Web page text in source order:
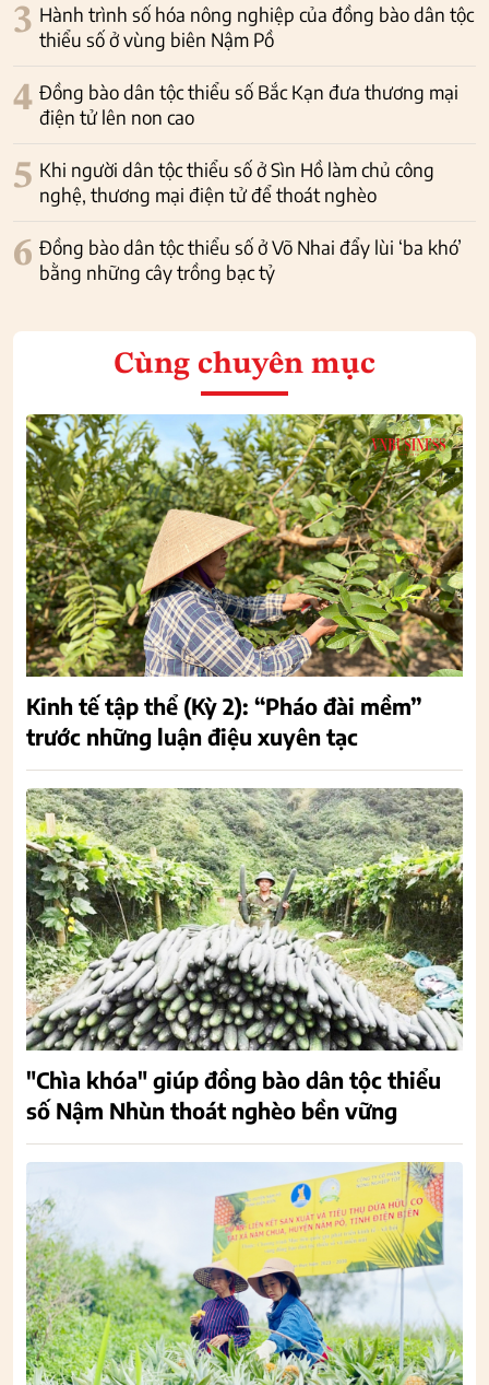
3 Hành trình số hóa nông nghiệp của đồng bào dân tộc
thiểu số ở vùng biên Nậm Pồ
4 Đồng bào dân tộc thiểu số Bắc Kạn đưa thương mại
điện tử lên non cao
5 Khi người dân tộc thiểu số ở Sìn Hồ làm chủ công
nghệ, thương mại điện tử để thoát nghèo
6 Đồng bào dân tộc thiểu số ở Võ Nhai đẩy lùi ‘ba khó’
bằng những cây trồng bạc tỷ
Cùng chuyên mục
Kinh tế tập thể (Kỳ 2): “Pháo đài mềm”
trước những luận điệu xuyên tạc
"Chìa khóa" giúp đồng bào dân tộc thiểu
số Nậm Nhùn thoát nghèo bền vững